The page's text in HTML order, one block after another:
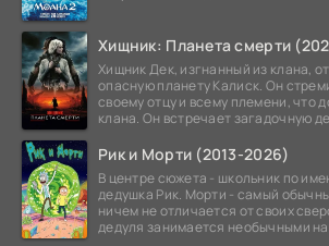
Хищник: Планета смерти
Хищник Дек, изгнанный из клана,
опасную планету Калиск. Он
своему отцу и всему племени, что
клана. Он встречает загадочную
Рик и Морти (2013-2026)
В центре сюжета - школьник по
дедушка Рик. Морти - самый
ничем не отличается от своих
дедуля занимается необычными